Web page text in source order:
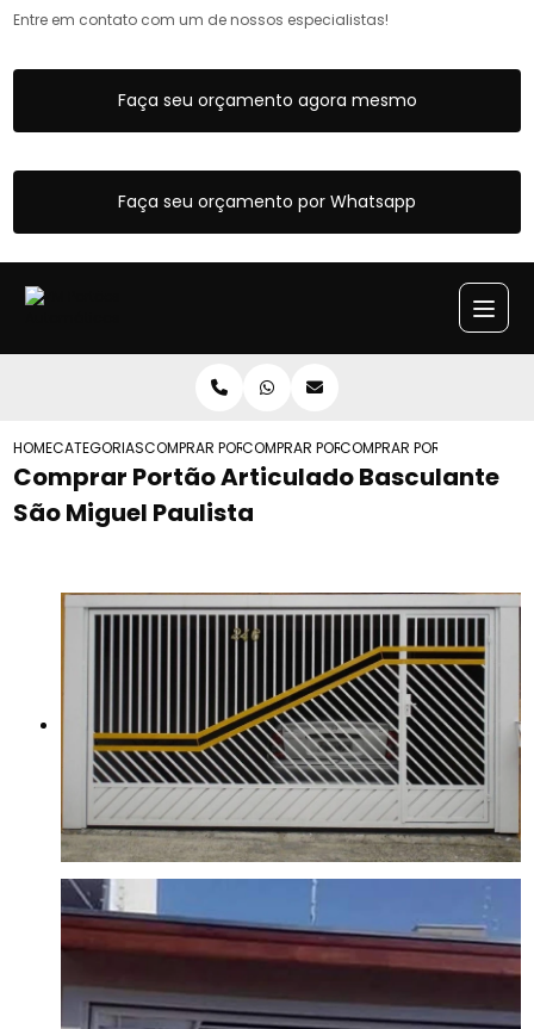
Entre em contato com um de nossos especialistas!
Faça seu orçamento agora mesmo
Faça seu orçamento por Whatsapp
HOMECATEGORIASCOMPRAR PORTOES ARTICULADOS
COMPRAR PORTAO ARTICULADO
COMPRAR PORTAO
Comprar Portão Articulado Basculante
São Miguel Paulista